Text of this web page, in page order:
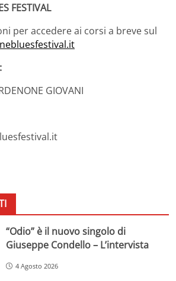
FESTIVAL
per accedere ai corsi a breve sul
GIOVANI
“Odio” è il nuovo singolo di
Giuseppe Condello – L’intervista
4 Agosto 2026